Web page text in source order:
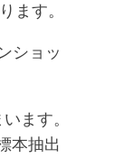
ます。
ショッ
ます。
本抽出